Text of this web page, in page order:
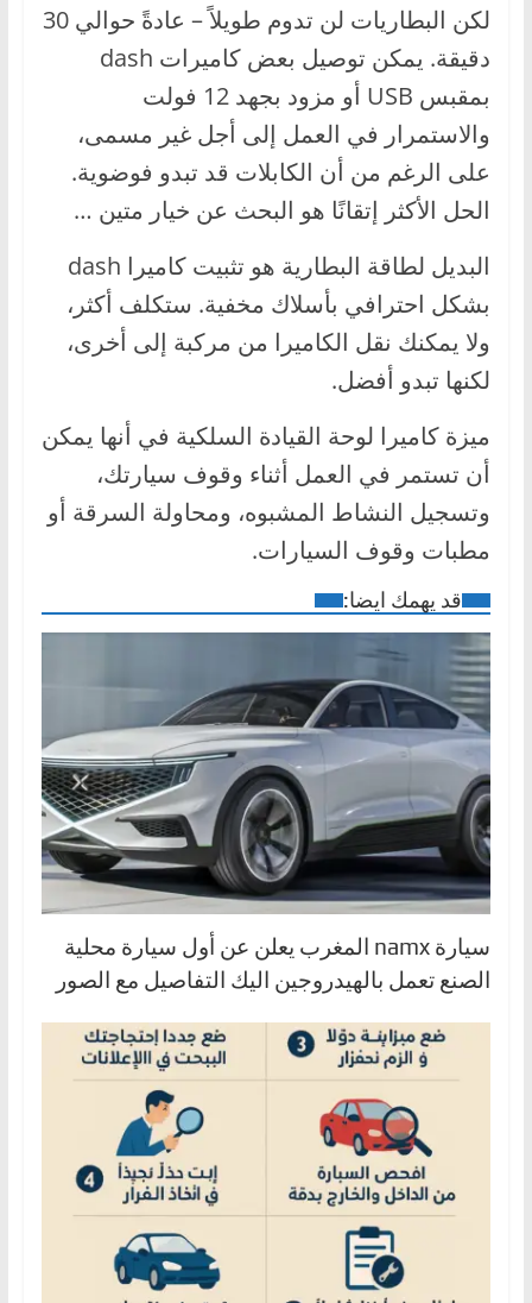
لكن البطاريات لن تدوم طويلاً – عادةً حوالي 30
دقيقة. يمكن توصيل بعض كاميرات dash
بمقبس USB أو مزود بجهد 12 فولت
والاستمرار في العمل إلى أجل غير مسمى،
على الرغم من أن الكابلات قد تبدو فوضوية.
الحل الأكثر إتقانًا هو البحث عن خيار متين …
البديل لطاقة البطارية هو تثبيت كاميرا dash
بشكل احترافي بأسلاك مخفية. ستكلف أكثر،
ولا يمكنك نقل الكاميرا من مركبة إلى أخرى،
لكنها تبدو أفضل.
ميزة كاميرا لوحة القيادة السلكية في أنها يمكن
أن تستمر في العمل أثناء وقوف سيارتك،
وتسجيل النشاط المشبوه، ومحاولة السرقة أو
مطبات وقوف السيارات.
قد يهمك ايضا:
سيارة namx المغرب يعلن عن أول سيارة محلية
الصنع تعمل بالهيدروجين اليك التفاصيل مع الصور